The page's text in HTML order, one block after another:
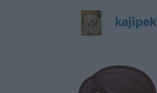
kajipek